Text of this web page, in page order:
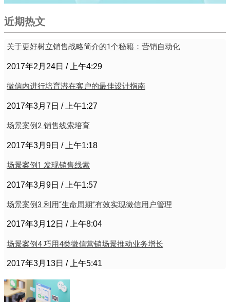
近期热文
关于更好树立销售战略简介的1个秘籍：营销自动化
2017年2月24日 上午4:29
微信内进行培育潜在客户的最佳设计指南
2017年3月7日 上午1:27
场景案例2 销售线索培育
2017年3月9日 上午1:18
场景案例1 发现销售线索
2017年3月9日 上午1:57
场景案例3 利用“生命周期”有效实现微信用户管理
2017年3月12日 上午8:04
场景案例4 巧用4类微信营销场景推动业务增长
2017年3月13日 上午5:41